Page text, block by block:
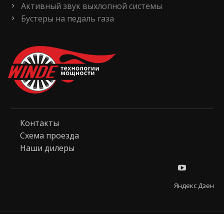
Активный звук выхлопной системы
Бустеры на педаль газа
Контакты
Схема проезда
Наши дилеры
Яндекс Дзен